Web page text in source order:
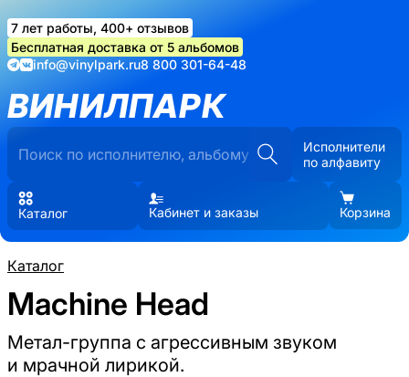
7 лет работы, 400+ отзывов
Бесплатная доставка от 5 альбомов
info@vinylpark.ru8 800 301-64-48
ВИНИЛПАРК
Исполнители
по алфавиту
Каталог Кабинет и заказы Корзина
Каталог
Machine Head
Метал-группа с агрессивным звуком
и мрачной лирикой.